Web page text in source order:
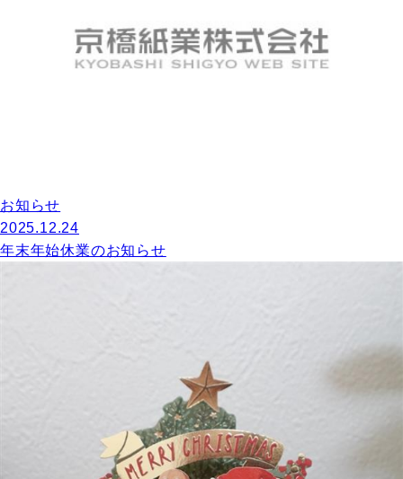
お知らせ
2025.12.24
年末年始休業のお知らせ